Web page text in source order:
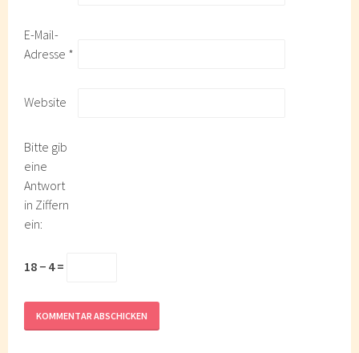
E-Mail-
Adresse *
Website
Bitte gib
eine
Antwort
in Ziffern
ein:
18 − 4 =